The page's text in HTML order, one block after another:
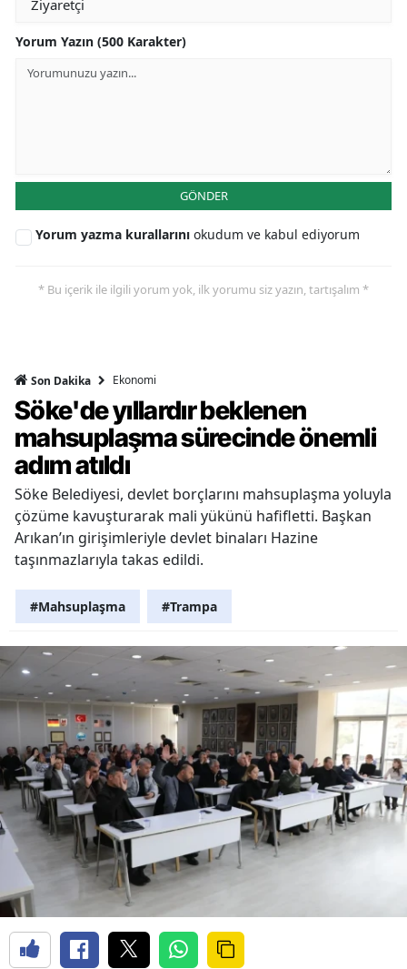
Yorum Yazın (500 Karakter)
GÖNDER
Yorum yazma kurallarını okudum ve kabul ediyorum
* Bu içerik ile ilgili yorum yok, ilk yorumu siz yazın, tartışalım *
Son Dakika Ekonomi
Söke'de yıllardır beklenen
mahsuplaşma sürecinde önemli
adım atıldı
Söke Belediyesi, devlet borçlarını mahsuplaşma yoluyla
çözüme kavuşturarak mali yükünü hafifletti. Başkan
Arıkan’ın girişimleriyle devlet binaları Hazine
taşınmazlarıyla takas edildi.
#Mahsuplaşma #Trampa